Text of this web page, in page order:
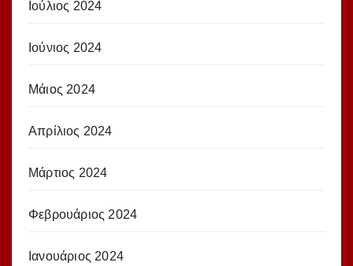
Ιούλιος 2024
Ιούνιος 2024
Μάιος 2024
Απρίλιος 2024
Μάρτιος 2024
Φεβρουάριος 2024
Ιανουάριος 2024